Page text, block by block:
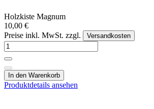
Holzkiste Magnum
10,00 €
Preise inkl. MwSt. zzgl.
Versandkosten
In den Warenkorb
Produktdetails ansehen